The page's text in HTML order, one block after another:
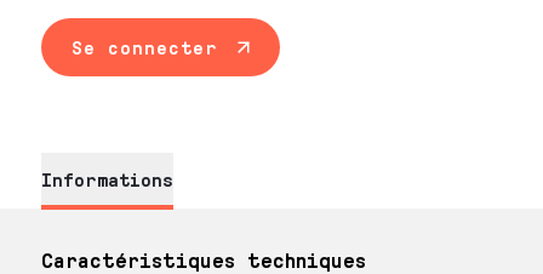
Se connecter
Informations
Caractéristiques techniques